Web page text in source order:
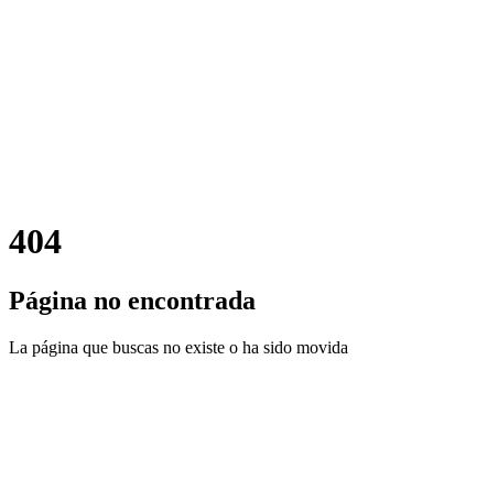
404
Página no encontrada
La página que buscas no existe o ha sido movida